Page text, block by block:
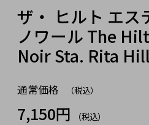
ザ・ ヒルト エス
ノワール The
Noir Sta. Rita
通常価格 （税込）
7,150円 （税込）